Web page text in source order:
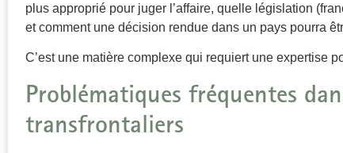
plus approprié pour juger l’affaire, quelle législation
et comment une décision rendue dans un pays pourra
C’est une matière complexe qui requiert une expertise
Problématiques fréquentes
transfrontaliers